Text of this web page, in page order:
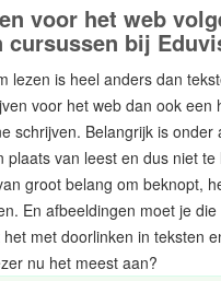
voor het web
cursussen bij
lezen is heel anders dan
voor het web dan ook een
schrijven. Belangrijk is onder
plaats van leest en dus niet te
groot belang om beknopt,
En afbeeldingen moet je
met doorlinken in teksten
nu het meest aan?